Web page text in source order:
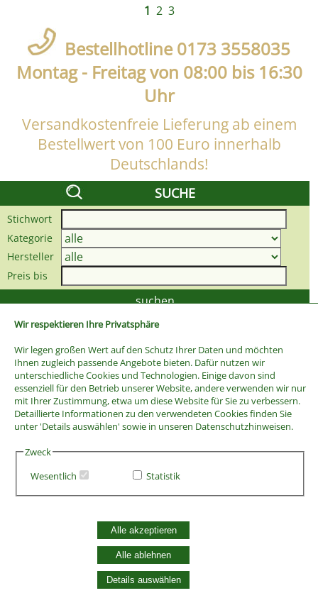
Wir respektieren Ihre Privatsphäre
Wir legen großen Wert auf den Schutz Ihrer Daten und möchten
Ihnen zugleich passende Angebote bieten. Dafür nutzen wir
unterschiedliche Cookies und Technologien. Einige davon sind
essenziell für den Betrieb unserer Website, andere verwenden wir nur
mit Ihrer Zustimmung, etwa um diese Website für Sie zu verbessern.
Detaillierte Informationen zu den verwendeten Cookies finden Sie
unter 'Details auswählen' sowie in unseren Datenschutzhinweisen.
Zweck
Wesentlich
Statistik
Alle akzeptieren
Alle ablehnen
Details auswählen
1 2 3
Bestellhotline 0173 3558035
Montag - Freitag von 08:00 bis 16:30
Uhr
Versandkostenfreie Lieferung ab einem
Bestellwert von 100 Euro innerhalb
Deutschlands!
SUCHE
Stichwort
Kategorie
Hersteller
Preis bis
AGB
Vertrag widerrufen
Datenschutzerklärung
Zahlung und Versand
Batterieentsorgung
Widerruf Cookie-Einwilligung